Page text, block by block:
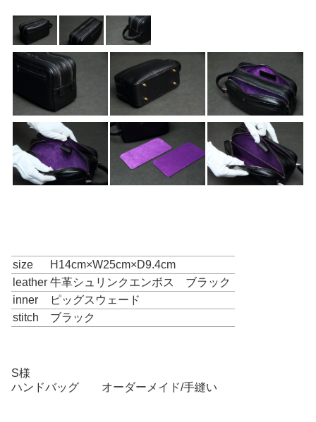
size
H14cm×W25cm×D9.4cm
leather 牛革シュリンクエンボス ブラック
inner
ピッグスウェード
stitch
ブラック
S様
ハンドバッグ オーダーメイド/手縫い